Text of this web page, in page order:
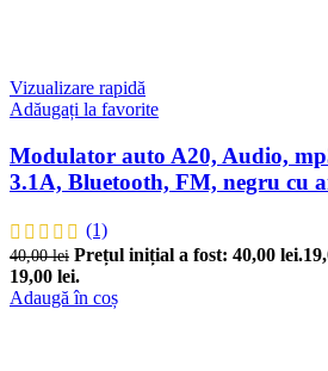
Vizualizare rapidă
Adăugați la favorite
Modulator auto A20, Audio,
3.1A, Bluetooth, FM, negru cu
(1)
40,00lei Prețul inițial a fost: 40,00 lei.
19,00 lei.
Adaugă în coș